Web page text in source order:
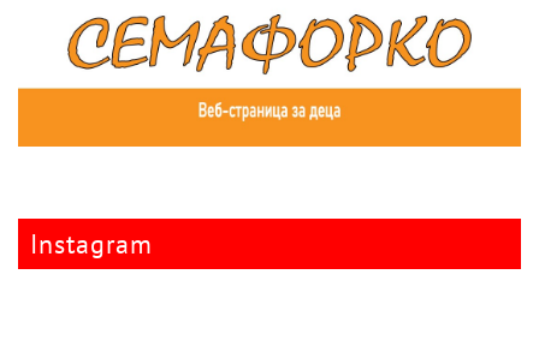
Instagram